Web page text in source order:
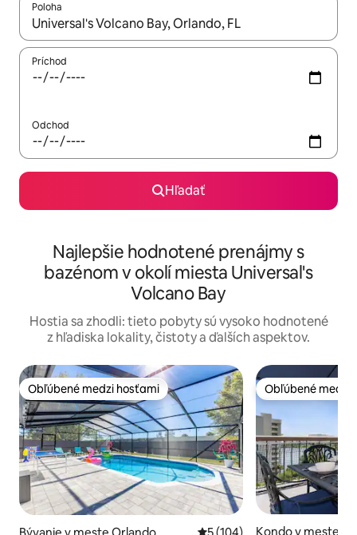
Poloha
Keď budú výsledky k dispozícii, môžete si ich prechádzať
Príchod
Odchod
Hľadať
Najlepšie hodnotené prenájmy s
bazénom v okolí miesta Universal's
Volcano Bay
Hostia sa zhodli: tieto pobyty sú vysoko hodnotené
z hľadiska lokality, čistoty a ďalších aspektov.
Obľúbené medzi hosťami
Obľúbené medzi hosťami Obľúbené medzi
Obľúbené medzi
Kondo v meste